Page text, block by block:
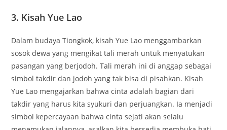
3. Kisah Yue Lao
Dalam budaya Tiongkok, kisah Yue Lao menggambarkan
sosok dewa yang mengikat tali merah untuk menyatukan
pasangan yang berjodoh. Tali merah ini di anggap sebagai
simbol takdir dan jodoh yang tak bisa di pisahkan. Kisah
Yue Lao mengajarkan bahwa cinta adalah bagian dari
takdir yang harus kita syukuri dan perjuangkan. Ia menjadi
simbol kepercayaan bahwa cinta sejati akan selalu